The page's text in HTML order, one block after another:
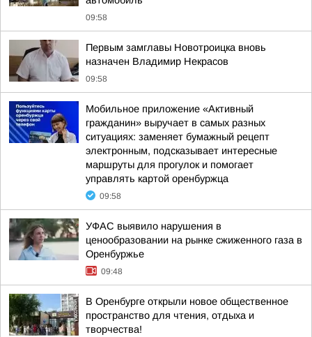
09:58
Первым замглавы Новотроицка вновь
назначен Владимир Некрасов
09:58
Мобильное приложение «Активный
гражданин» выручает в самых разных
ситуациях: заменяет бумажный рецепт
электронным, подсказывает интересные
маршруты для прогулок и помогает
управлять картой оренбуржца
09:58
УФАС выявило нарушения в
ценообразовании на рынке сжиженного газа в
Оренбуржье
09:48
В Оренбурге открыли новое общественное
пространство для чтения, отдыха и
творчества!